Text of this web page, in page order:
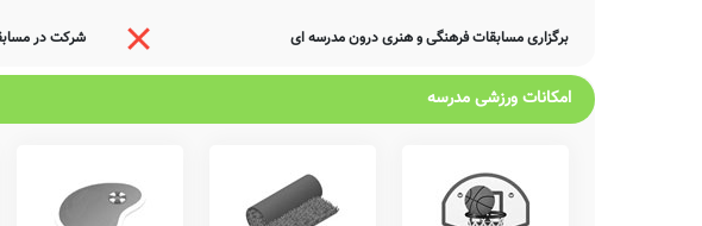
برگزاری مسابقات فرهنگی و هنری درون مدرسه ای شرکت در
امکانات ورزشی مدرسه